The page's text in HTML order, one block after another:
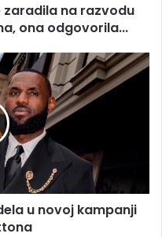
zaradila na razvodu
ona odgovorila...
u novoj kampanji